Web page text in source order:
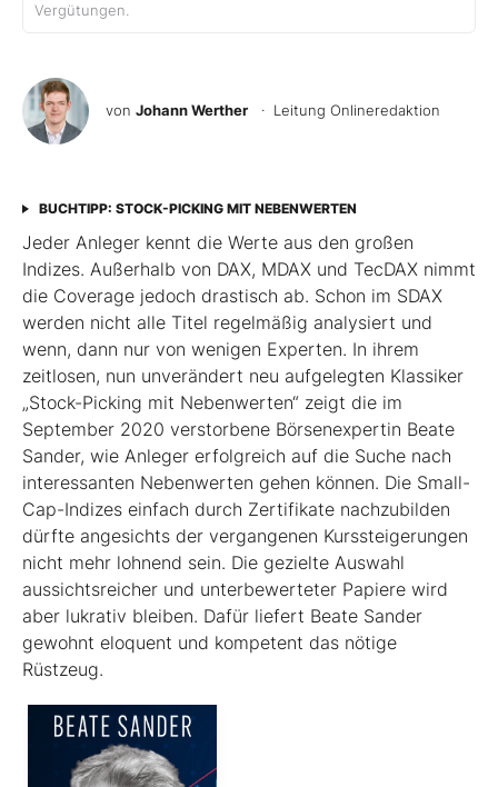
Vergütungen.
von Johann Werther · Leitung Onlineredaktion
BUCHTIPP: STOCK-PICKING MIT NEBENWERTEN
Jeder Anleger kennt die Werte aus den großen
Indizes. Außerhalb von DAX, MDAX und TecDAX nimmt
die Coverage jedoch drastisch ab. Schon im SDAX
werden nicht alle Titel regel­mäßig analysiert und
wenn, dann nur von wenigen Experten. In ihrem
zeitlosen, nun unverändert neu aufgelegten Klassiker
„Stock-Picking mit Nebenwerten“ zeigt die im
September 2020 verstorbene Börsenexpertin Beate
Sander, wie Anleger erfolgreich auf die Suche nach
interessanten Nebenwerten gehen können. Die Small-
Cap-Indizes einfach durch Zertifikate nachzubilden
dürfte angesichts der vergangenen Kurssteiger­ungen
nicht mehr lohnend sein. Die gezielte Auswahl
aussichtsreicher und unterbewerteter Papiere wird
aber lukrativ bleiben. Dafür liefert Beate Sander
gewohnt eloquent und kompetent das nötige
Rüstzeug.